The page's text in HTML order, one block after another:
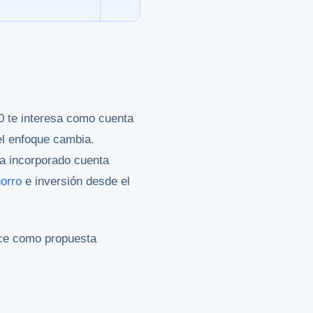
te interesa como cuenta
enfoque cambia.
incorporado cuenta
e inversión desde el
como propuesta